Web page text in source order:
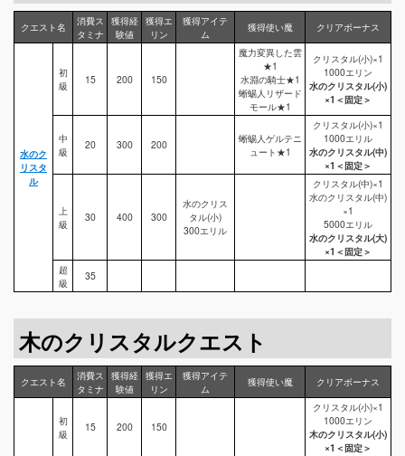
クエスト名
消費ス
タミナ
獲得経
験値
獲得エ
リン
獲得アイテ
ム
獲得使い魔 クリアボーナス
水のク
リスタ
ル
初
級
15 200 150
魔力変異した雲
★1
水淵の騎士★1
蜥蜴人リザード
モール★1
クリスタル(小)×1
1000エリン
水のクリスタル(小)
×1＜固定＞
中
級
20 300 200
蜥蜴人ゲルテニ
ュート★1
クリスタル(小)×1
1000エリル
水のクリスタル(中)
×1＜固定＞
上
級
30 400 300
水のクリス
タル(小)
300エリル
クリスタル(中)×1
水のクリスタル(中)
×1
5000エリル
水のクリスタル(大)
×1＜固定＞
超
級
35
木のクリスタルクエスト
クエスト名
消費ス
タミナ
獲得経
験値
獲得エ
リン
獲得アイテ
ム
獲得使い魔 クリアボーナス
初
級
15 200 150
クリスタル(小)×1
1000エリン
木のクリスタル(小)
×1＜固定＞